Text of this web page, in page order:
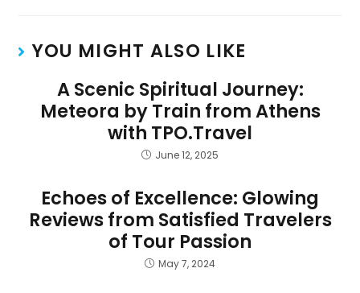
YOU MIGHT ALSO LIKE
A Scenic Spiritual Journey:
Meteora by Train from Athens
with TPO.Travel
June 12, 2025
Echoes of Excellence: Glowing
Reviews from Satisfied Travelers
of Tour Passion
May 7, 2024